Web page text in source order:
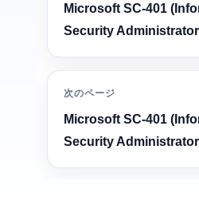
Microsoft SC-401
Security
次のページ
Microsoft SC-401
Security